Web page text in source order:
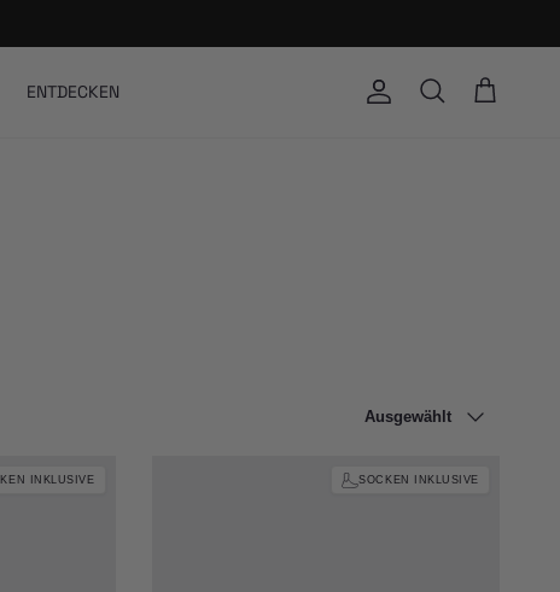
ENTDECKEN KontoSuchen Einkaufswagen
Ausgewählt
INKLUSIVE SOCKEN INKLUSIVE